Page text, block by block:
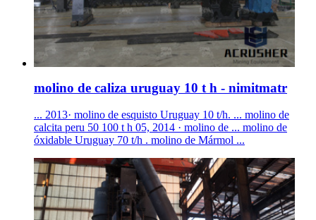
molino de caliza uruguay 10 t h - nimitmatr
... 2013· molino de esquisto Uruguay 10 t/h. ... molino de
calcita peru 50 100 t h 05, 2014 · molino de ... molino de
óxidable Uruguay 70 t/h . molino de Mármol ...